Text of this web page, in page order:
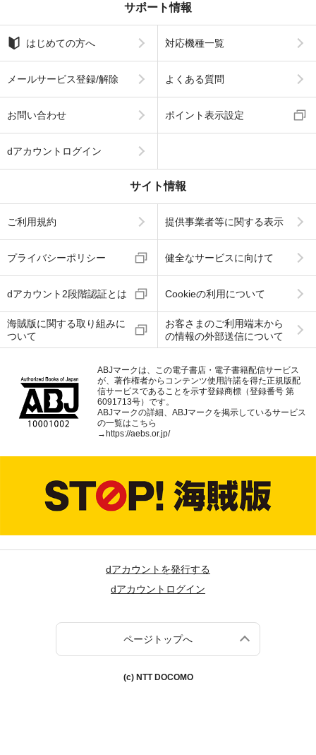
サポート情報
はじめての方へ 対応機種一覧
メールサービス登録/解除 よくある質問
お問い合わせ ポイント表示設定
dアカウントログイン
サイト情報
ご利用規約 提供事業者等に関する表示
プライバシーポリシー 健全なサービスに向けて
dアカウント2段階認証とは Cookieの利用について
海賊版に関する取り組みに
ついて
お客さまのご利用端末から
の情報の外部送信について
ABJマークは、この電子書店・電子書籍配信サービス
が、著作権者からコンテンツ使用許諾を得た正規版配
信サービスであることを示す登録商標（登録番号 第
6091713号）です。
ABJマークの詳細、ABJマークを掲示しているサービス
の一覧はこちら
→https://aebs.or.jp/
dアカウントを発行する
dアカウントログイン
ページトップへ
(c) NTT DOCOMO